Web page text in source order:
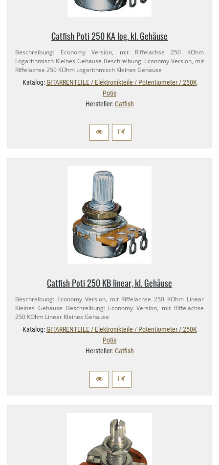
Catfish Poti 250 KA log. kl. Gehäuse
Beschreibung: Economy Version, mit Riffelachse 250 KOhm
Logarithmisch Kleines Gehäuse Beschreibung: Economy Version, mit
Riffelachse 250 KOhm Logarithmisch Kleines Gehäuse
Katalog:GITARRENTEILE / Elektronikteile / Potentiometer / 250K
Potis
Hersteller:Catfish
Catfish Poti 250 KB linear, kl. Gehäuse
Beschreibung: Economy Version, mit Riffelachse 250 KOhm Linear
Kleines Gehäuse Beschreibung: Economy Version, mit Riffelachse
250 KOhm Linear Kleines Gehäuse
Katalog:GITARRENTEILE / Elektronikteile / Potentiometer / 250K
Potis
Hersteller:Catfish